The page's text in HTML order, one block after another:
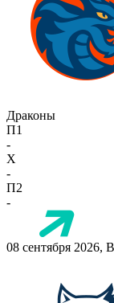
Драконы
П1
-
X
-
П2
-
08 сентября 2026,